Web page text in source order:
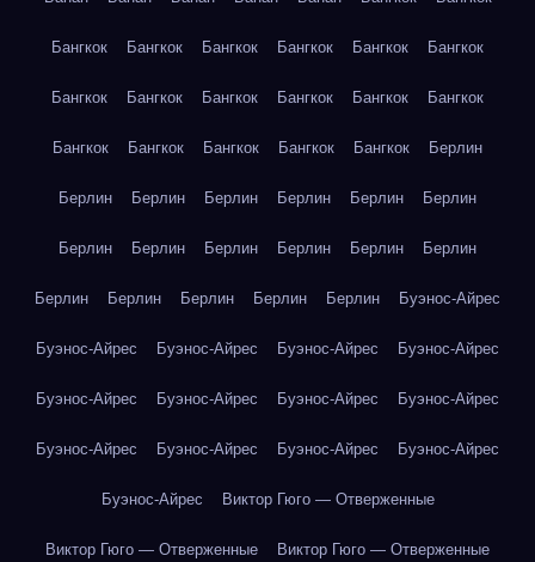
Бангкок Бангкок Бангкок Бангкок Бангкок Бангкок
Бангкок Бангкок Бангкок Бангкок Бангкок Бангкок
Бангкок Бангкок Бангкок Бангкок Бангкок Берлин
Берлин Берлин Берлин Берлин Берлин Берлин
Берлин Берлин Берлин Берлин Берлин Берлин
Берлин Берлин Берлин Берлин Берлин Буэнос-Айрес
Буэнос-Айрес Буэнос-Айрес Буэнос-Айрес Буэнос-Айрес
Буэнос-Айрес Буэнос-Айрес Буэнос-Айрес Буэнос-Айрес
Буэнос-Айрес Буэнос-Айрес Буэнос-Айрес Буэнос-Айрес
Буэнос-Айрес Виктор Гюго — Отверженные
Виктор Гюго — Отверженные Виктор Гюго — Отверженные